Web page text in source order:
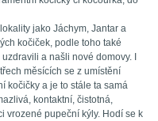
jako Jáchym, Jantar a
kočiček, podle toho také
a našli nové domovy. I
měsících se z umístění
kočičky a je to stále ta samá
kontaktní, čistotná,
vrozené pupeční kýly. Hodí se k